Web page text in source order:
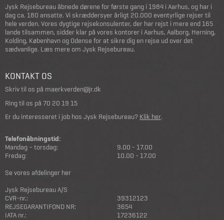
Jysk Rejsebureau åbnede dørene for første gang i 1984 i Aarhus, og har i
dag ca. 180 ansatte. Vi skræddersyer årligt 20.000 eventyrlige rejser til
hele verden. Vores dygtige rejsekonsulenter, der har rejst i mere end 165
lande tilsammen, sidder klar på vores kontorer i Aarhus, Aalborg, Herning,
Kolding, København og Odense for at sikre dig en rejse ud over det
sædvanlige. Læs mere om Jysk Rejsebureau.
KONTAKT OS
Skriv til os på maerkverden@jr.dk
Ring til os på 70 20 19 15
Er du interesseret i job hos Jysk Rejsebureau? Klik her.
Telefonåbningstid:
Mandag – torsdag:
9.00 - 17.00
Fredag:
10.00 - 17.00
Se vores afdelinger her
Jysk Rejsebureau A/S
CVR-nr.:
39312123
REJSEGARANTIFOND NR:
3654
IATA nr.:
17236122